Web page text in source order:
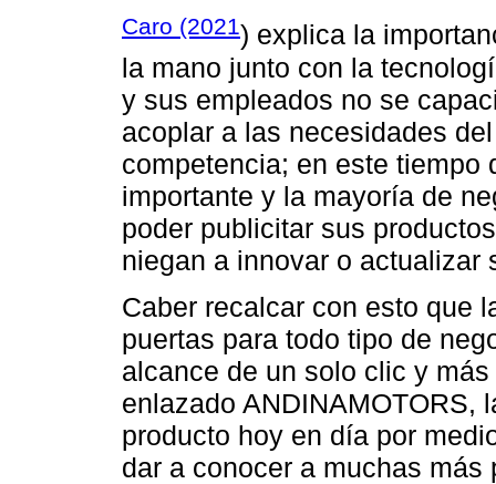
Caro (2021) explica la
la mano junto con la
y sus empleados no se
acoplar a las necesidades
competencia; en este tiempo
importante y la mayoría de
poder publicitar sus
niegan a innovar o actualizar
Caber recalcar con esto que
puertas para todo tipo de
alcance de un solo clic y
enlazado ANDINAMOTORS,
producto hoy en día por
dar a conocer a muchas